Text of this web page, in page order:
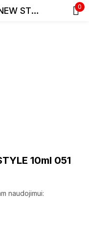
Gelinis lakas BLING NEW STYLE 10ml 051 BALTAS 0
10ml 051
naudojimui: